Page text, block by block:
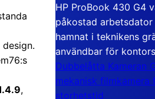
,
HP ProBook 430 G4
påkostad
hamnat i teknikens
användbar för
Dubbelåtta Kameran
mekanisk filmkamera
storhetstid